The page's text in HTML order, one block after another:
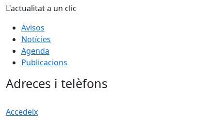
L'actualitat a un clic
Avisos
Notícies
Agenda
Publicacions
Adreces i telèfons
Accedeix